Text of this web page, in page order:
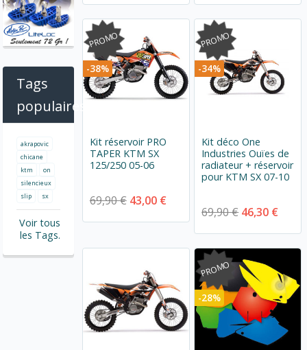
PROMO
-38%
Kit réservoir PRO
TAPER KTM SX
125/250 05-06
69,90 € 43,00 €
PROMO
-34%
Kit déco One
Industries Ouïes de
radiateur + réservoir
pour KTM SX 07-10
69,90 € 46,30 €
PROMO
-28%
Tags
populaires
akrapovic
chicane
ktm
on
silencieux
slip
sx
Voir tous
les Tags.